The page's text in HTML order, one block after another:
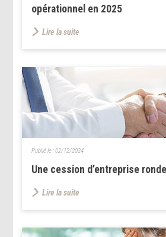
opérationnel en 2025
Lire la suite
Une cession d’entreprise
Publié le :02/12/2024
Lire la suite